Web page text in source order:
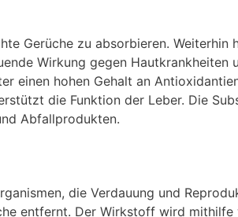
Gerüche zu absorbieren. Weiterhin
Wirkung gegen Hautkrankheiten
einen hohen Gehalt an
die Funktion der Leber. Die
Abfallprodukten.
die Verdauung und
entfernt. Der Wirkstoff wird mithilfe